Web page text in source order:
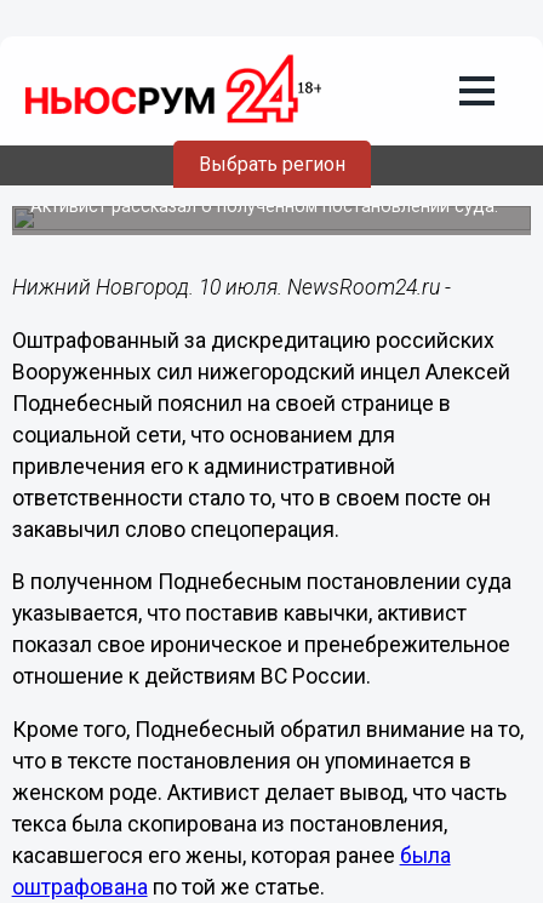
Выбрать регион
Нижегородский инцел Поднебесный
оштрафован за закавычивание слова
спецоперация
Активист рассказал о полученном постановлении суда.
Нижний Новгород. 10 июля. NewsRoom24.ru -
Оштрафованный за дискредитацию российских
Вооруженных сил нижегородский инцел Алексей
Поднебесный пояснил на своей странице в
социальной сети, что основанием для
привлечения его к административной
ответственности стало то, что в своем посте он
закавычил слово спецоперация.
В полученном Поднебесным постановлении суда
указывается, что поставив кавычки, активист
показал свое ироническое и пренебрежительное
отношение к действиям ВС России.
Кроме того, Поднебесный обратил внимание на то,
что в тексте постановления он упоминается в
женском роде. Активист делает вывод, что часть
текса была скопирована из постановления,
касавшегося его жены, которая ранее была
оштрафована по той же статье.